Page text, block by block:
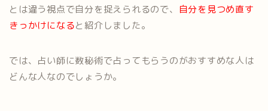
とは違う視点で自分を捉えられるので、 自分を見つめ直す
きっかけになると紹介しました。
では、占い師に数秘術で占ってもらうのがおすすめな人は
どんな人なのでしょうか。